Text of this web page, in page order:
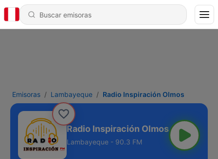
Emisoras Lambayeque Radio Inspiración Olmos
Radio Inspiración Olmos
Lambayeque - 90.3 FM